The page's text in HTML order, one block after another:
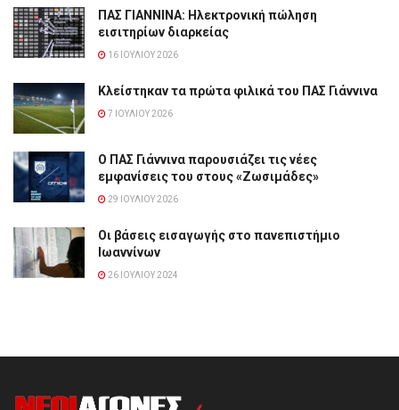
ΠΑΣ ΓΙΑΝΝΙΝΑ: Hλεκτρονική πώληση
εισιτηρίων διαρκείας
16 ΙΟΥΛΊΟΥ 2026
Κλείστηκαν τα πρώτα φιλικά του ΠΑΣ Γιάννινα
7 ΙΟΥΛΊΟΥ 2026
Ο ΠΑΣ Γιάννινα παρουσιάζει τις νέες
εμφανίσεις του στους «Ζωσιμάδες»
29 ΙΟΥΛΊΟΥ 2026
Οι βάσεις εισαγωγής στο πανεπιστήμιο
Ιωαννίνων
26 ΙΟΥΛΊΟΥ 2024